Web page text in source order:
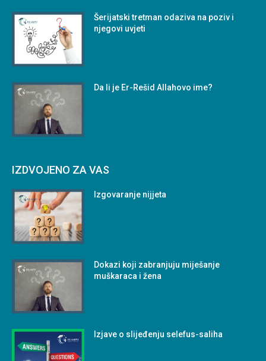
Šerijatski tretman odaziva na poziv i
njegovi uvjeti
Da li je Er-Rešid Allahovo ime?
IZDVOJENO ZA VAS
Izgovaranje nijjeta
Dokazi koji zabranjuju miješanje
muškaraca i žena
Izjave o slijeđenju selefus-saliha